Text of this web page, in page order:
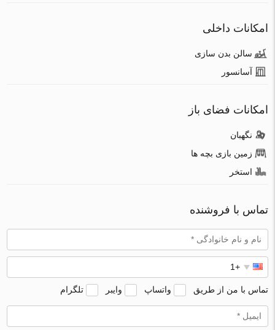
امکانات داخلی
سالن بدن سازی
آسانسور
امکانات فضای باز
نگهبان
زمین بازی بچه ها
استخر
تماس با فروشنده
تماس با من از طریق واتساپ وایبر تلگرام